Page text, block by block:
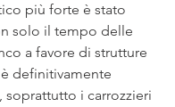
più forte è stato
solo il tempo delle
a favore di strutture
definitivamente
soprattutto i carrozzieri